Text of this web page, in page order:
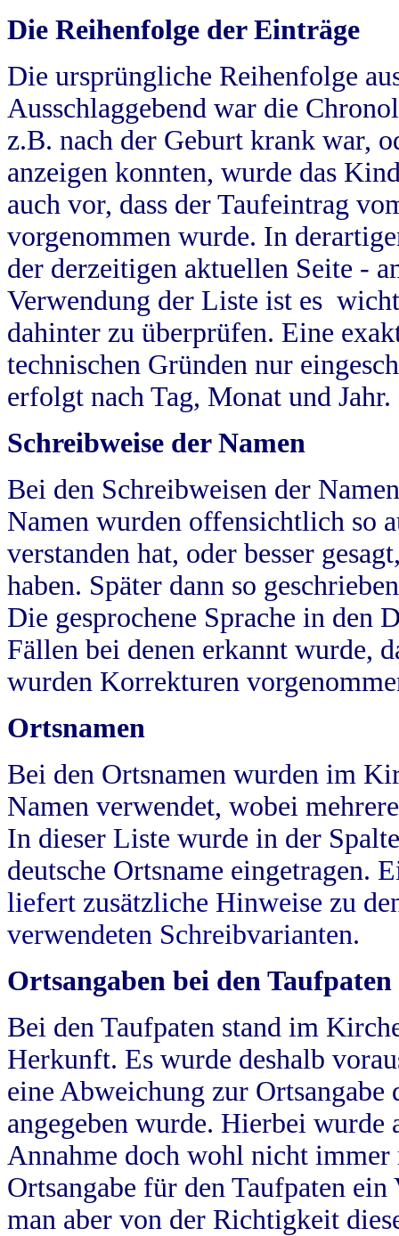
Die Reihenfolge der Einträge
Die ursprüngliche Reihenfolge
Ausschlaggebend war die
z.B. nach der Geburt krank war,
anzeigen konnten, wurde das
auch vor, dass der Taufeintrag
vorgenommen wurde. In
der derzeitigen aktuellen Seite -
Verwendung der Liste ist es
dahinter zu überprüfen. Eine
technischen Gründen nur
erfolgt nach Tag, Monat und Jahr.
Schreibweise der Namen
Bei den Schreibweisen der
Namen wurden offensichtlich so
verstanden hat, oder besser
haben. Später dann so
Die gesprochene Sprache in
Fällen bei denen erkannt wurde,
wurden Korrekturen
Ortsnamen
Bei den Ortsnamen wurden im
Namen verwendet, wobei
In dieser Liste wurde in der
deutsche Ortsname eingetragen.
liefert zusätzliche Hinweise zu
verwendeten Schreibvarianten.
Ortsangaben bei den Taufpaten
Bei den Taufpaten stand im
Herkunft. Es wurde deshalb
eine Abweichung zur
angegeben wurde. Hierbei wurde
Annahme doch wohl nicht
Ortsangabe für den Taufpaten
man aber von der Richtigkeit